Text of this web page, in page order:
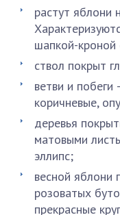
растут яблони
шапкой-кроной
ствол покрыт
ветви и
коричневые,
деревья
матовыми
эллипс;
весной яблони
розоватых
прекрасные